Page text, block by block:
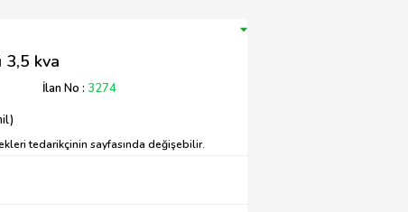
kva
İlan No : 3274
tedarikçinin sayfasında değişebilir.